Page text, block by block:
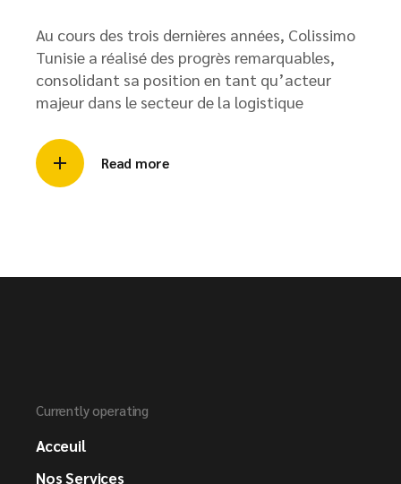
Au cours des trois dernières années, Colissimo
Tunisie a réalisé des progrès remarquables,
consolidant sa position en tant qu’acteur
majeur dans le secteur de la logistique
Read more
Currently operating
Acceuil
Nos Services